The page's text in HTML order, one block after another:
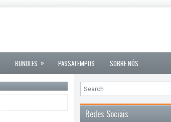
BUNDLES » PASSATEMPOS SOBRE NÓS
Redes Sociais